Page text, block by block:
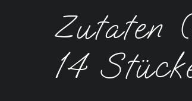
Zutaten
14